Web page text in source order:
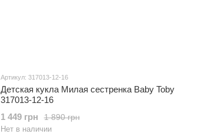
Артикул: 317013-12-16
Детская кукла Милая сестренка Baby Toby
317013-12-16
1 890 грн
1 449 грн
Нет в наличии